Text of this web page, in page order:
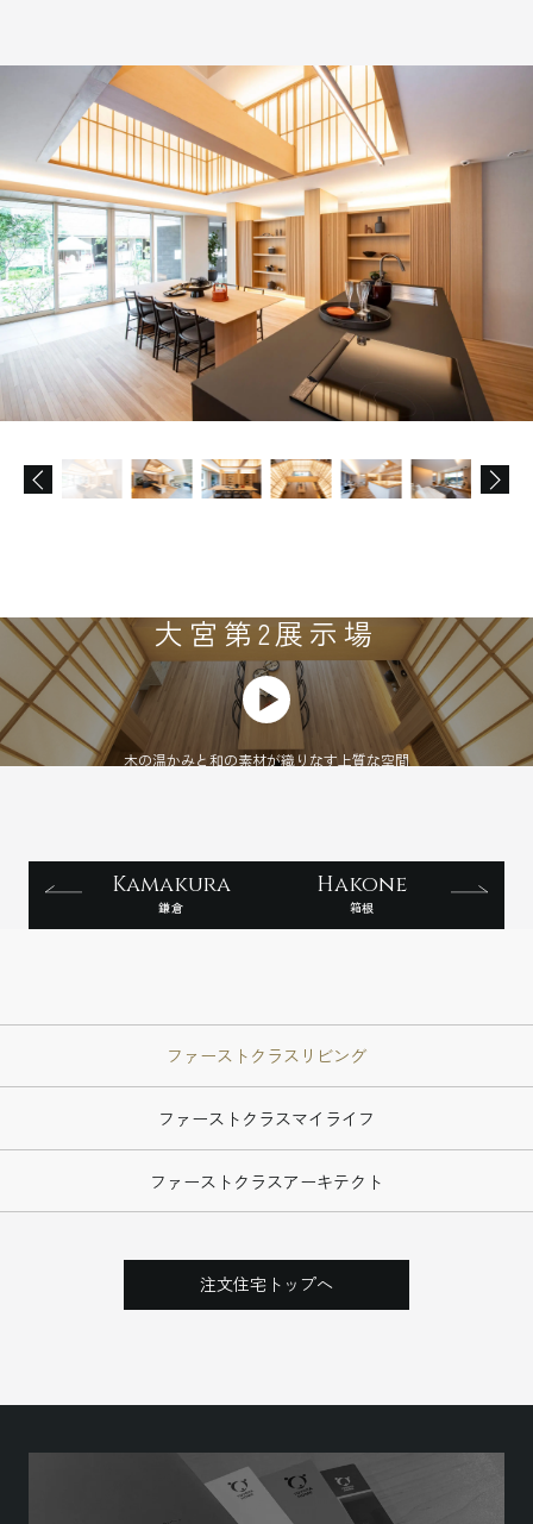
大宮第2展示場
木の温かみと和の素材が織りなす上質な空間
Kamakura
鎌倉
Hakone
箱根
ファーストクラスリビング
ファーストクラスマイライフ
ファーストクラスアーキテクト
注文住宅トップへ